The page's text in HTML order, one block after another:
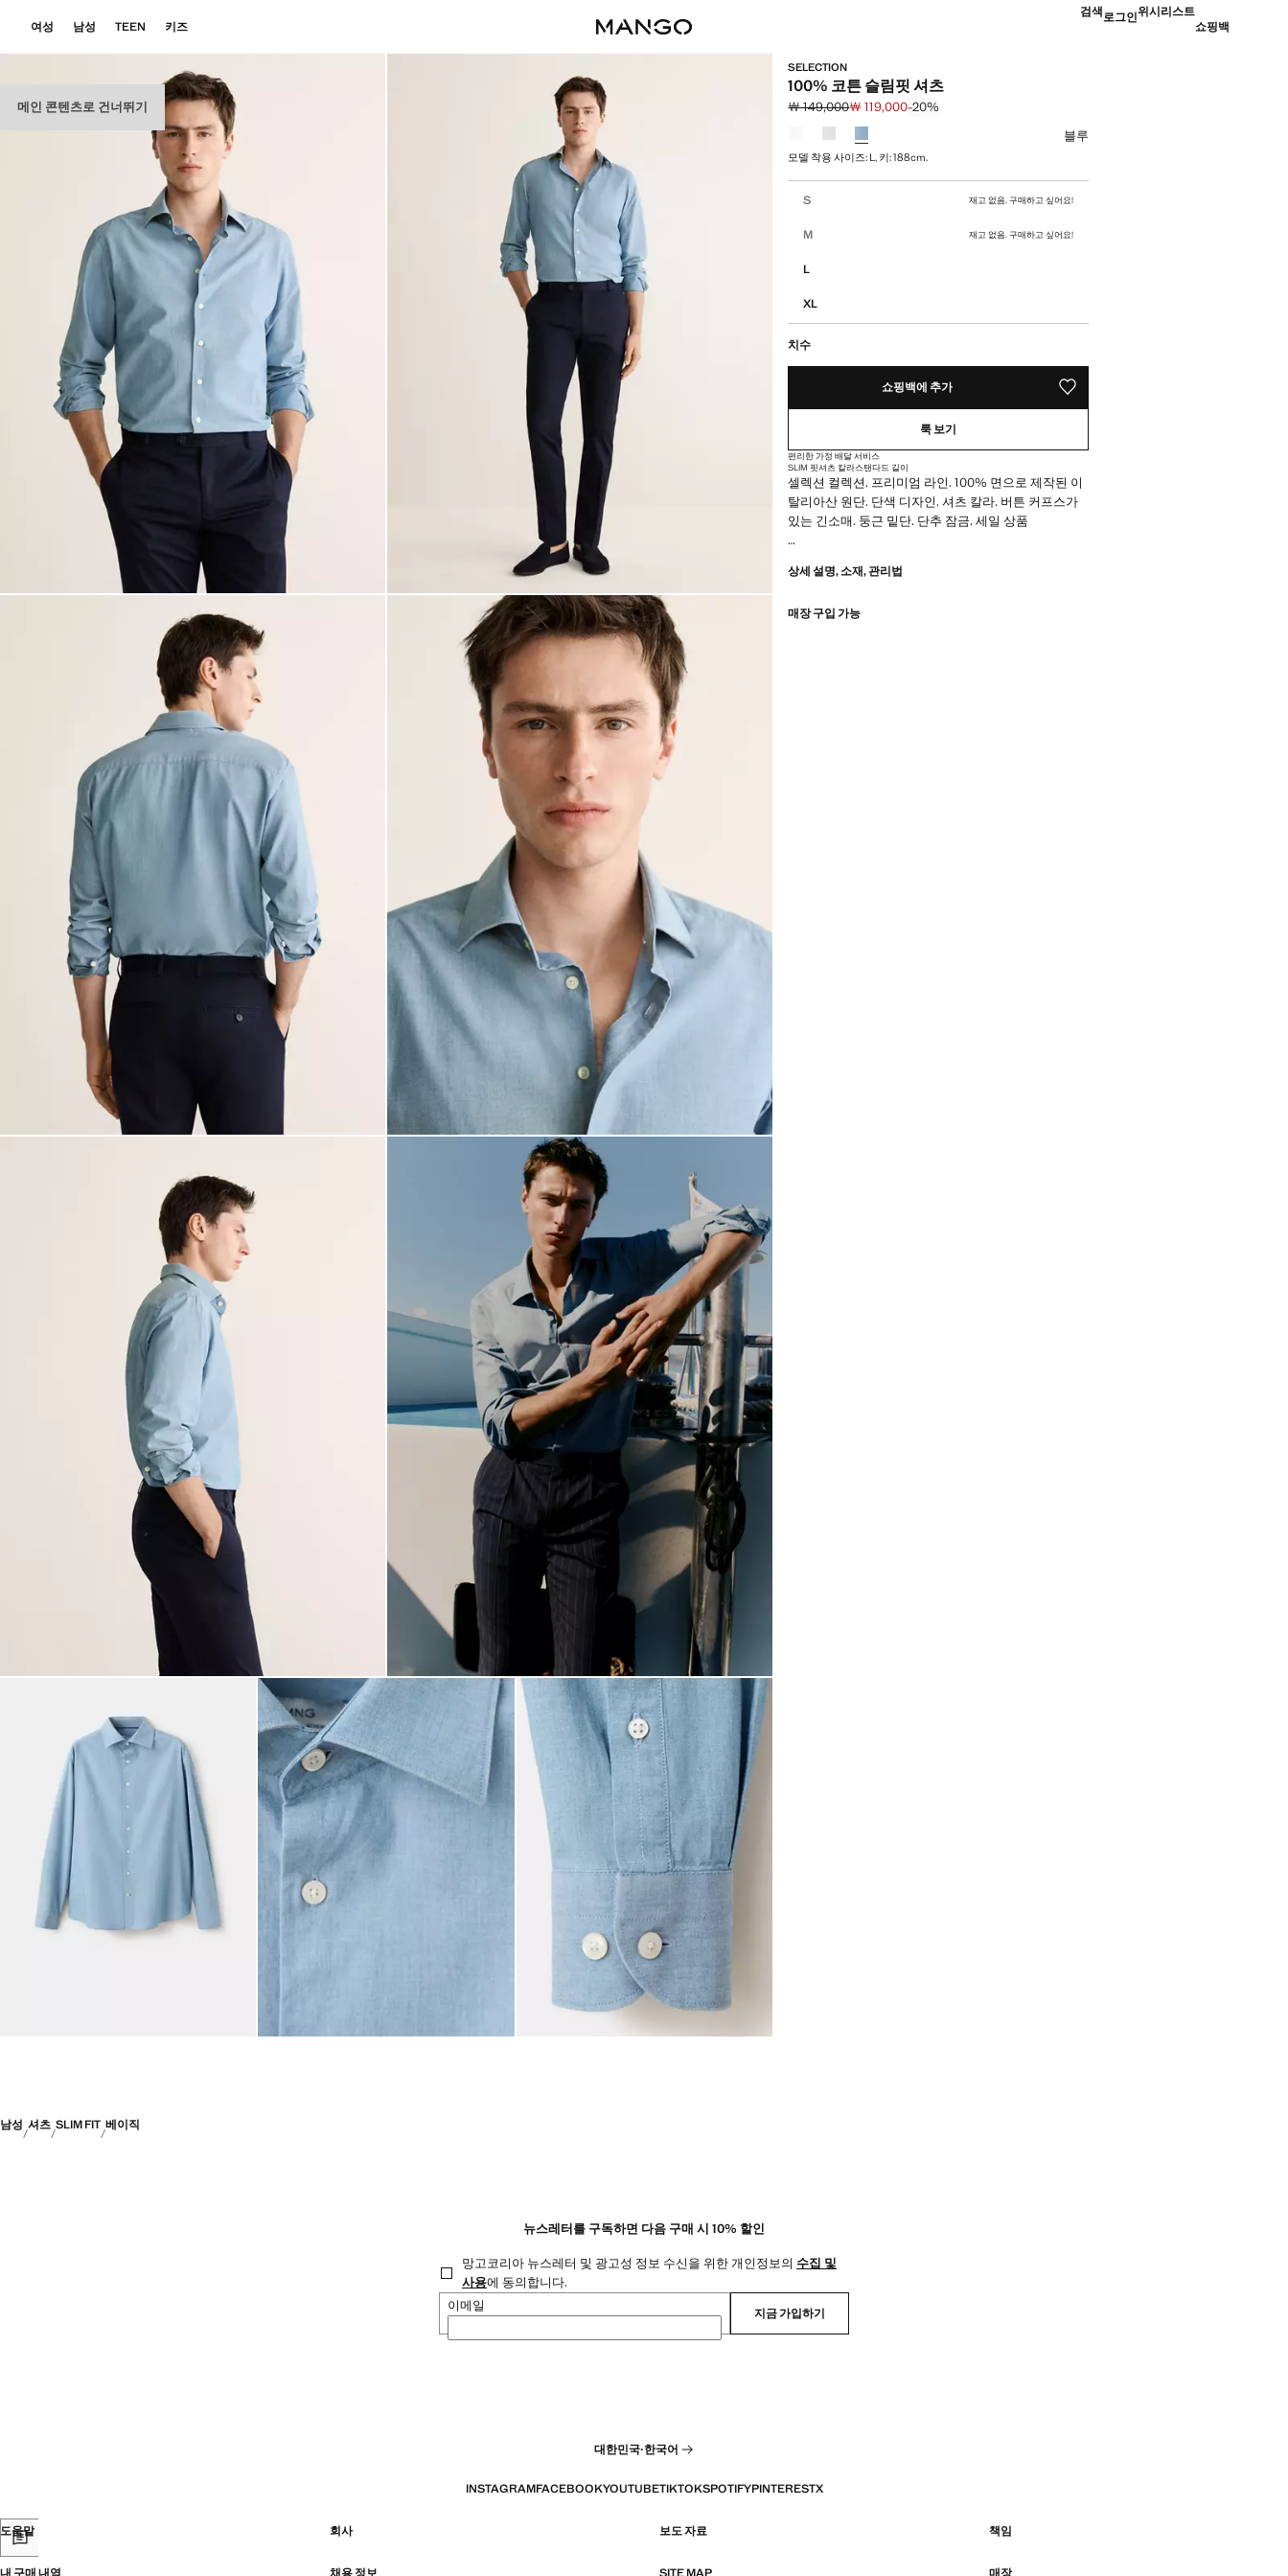
메인 콘텐츠로 건너뛰기
여성 남성 TEEN 키즈
검색로그인위시리스트
쇼핑백
SELECTION
100% 코튼 슬림핏 셔츠
초기 가격 취소선 [￦ 149,000 ]
￦ 149,000
현재 가격 [￦ 119,000 ]
￦ 119,000-20%
색상을 선택하세요
블루
모델 착용 사이즈: L, 키: 188cm.
S 재고 없음. 구매하고 싶어요!
M 재고 없음. 구매하고 싶어요!
L
XL
치수
쇼핑백에 추가 위시리스트에 저장
룩 보기
편리한 가정 배달 서비스
SLIM 핏셔츠 칼라스탠다드 길이
셀렉션 컬렉션. 프리미엄 라인. 100% 면으로 제작된 이
탈리아산 원단. 단색 디자인. 셔츠 칼라. 버튼 커프스가
있는 긴소매. 둥근 밑단. 단추 잠금. 세일 상품
이는 클래식 의류 컬렉션입니다. 고품질 원단으로 제작
할 수 있습니다
상세 설명, 소재, 관리법
매장 구입 가능
남성 셔츠 SLIM FIT 베이직
뉴스레터를 구독하면 다음 구매 시 10% 할인
망고코리아 뉴스레터 및 광고성 정보 수신을 위한 개인정보의 수집 및
사용에 동의합니다.
이메일
지금 가입하기
대한민국·한국어
INSTAGRAMFACEBOOKYOUTUBETIKTOKSPOTIFYPINTERESTX
도움말 회사 보도 자료 책임